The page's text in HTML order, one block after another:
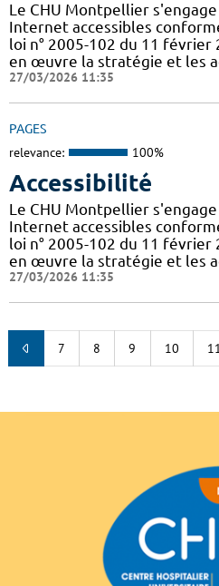
Le CHU Montpellier
Internet accessibles
loi n° 2005-102 du 11
en œuvre la stratégie et les
27/03/2026 11:35
PAGES
relevance: 100%
Accessibilité
Le CHU Montpellier
Internet accessibles
loi n° 2005-102 du 11
en œuvre la stratégie et les
27/03/2026 11:35
7 8 9 10